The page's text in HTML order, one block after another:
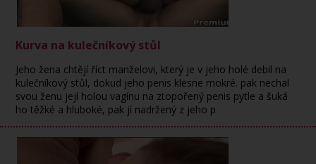
Kurva na kulečníkový stůl
Jeho žena chtějí říct manželovi, který je v jeho holé debil na
kulečníkový stůl, dokud jeho penis klesne mokré. pak nechal
svou ženu její holou vagínu na ztopořený penis pytle a šuká
ho těžké a hluboké, pak jí nadržený z jeho p